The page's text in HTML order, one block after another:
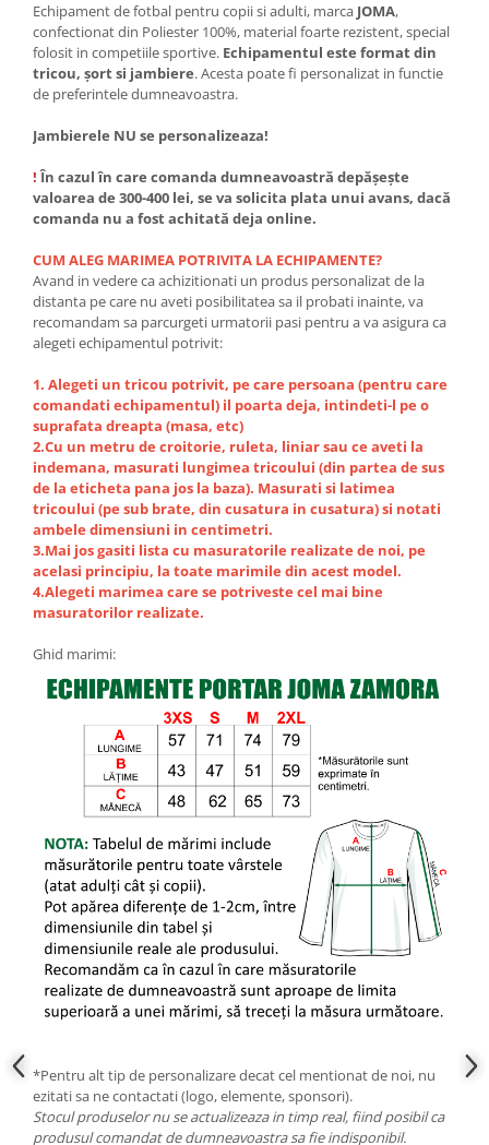
Echipament de fotbal pentru copii si adulti, marca JOMA,
confectionat din Poliester 100%, material foarte rezistent, special
folosit in competiile sportive. Echipamentul este format din
tricou, șort si jambiere. Acesta poate fi personalizat in functie
de preferintele dumneavoastra.
Jambierele NU se personalizeaza!
!În cazul în care comanda dumneavoastră depășește
valoarea de 300-400 lei, se va solicita plata unui avans, dacă
comanda nu a fost achitată deja online.
CUM ALEG MARIMEA POTRIVITA LA ECHIPAMENTE?
Avand in vedere ca achizitionati un produs personalizat de la
distanta pe care nu aveti posibilitatea sa il probati inainte, va
recomandam sa parcurgeti urmatorii pasi pentru a va asigura ca
alegeti echipamentul potrivit:
1. Alegeti un tricou potrivit, pe care persoana (pentru care
comandati echipamentul) il poarta deja, intindeti-l pe o
suprafata dreapta (masa, etc)
2.Cu un metru de croitorie, ruleta, liniar sau ce aveti la
indemana, masurati lungimea tricoului (din partea de sus
de la eticheta pana jos la baza). Masurati si latimea
tricoului (pe sub brate, din cusatura in cusatura) si notati
ambele dimensiuni in centimetri.
3.Mai jos gasiti lista cu masuratorile realizate de noi, pe
acelasi principiu, la toate marimile din acest model.
4.Alegeti marimea care se potriveste cel mai bine
masuratorilor realizate.
Ghid marimi:
*Pentru alt tip de personalizare decat cel mentionat de noi, nu
ezitati sa ne contactati (logo, elemente, sponsori).
Stocul produselor nu se actualizeaza in timp real, fiind posibil ca
produsul comandat de dumneavoastra sa fie indisponibil.